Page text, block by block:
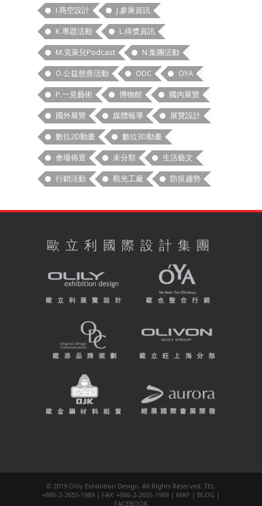
I.商空設計
J.參展資訊
K.專題活動
L.得獎資訊
M.克萊兒Podcast
N.集團活動
O.公益慈善活動
ODC
OYA
P.一見藝術
博物館
國內展覽
國外展覽
媒體報導
展覽設計
數位2D動畫
數位3D動畫
會場佈置
未分類
生活藝文
行銷活動
觀光工廠 防疫趨勢
歐立利國際設計集團
© 2019 Olily Exhibition Design. All Rights Reserved. TEL:
+886-2-2655-1989 | FAX: +886-2-2655-1988 | MAP | BLOG |
FACEBOOK